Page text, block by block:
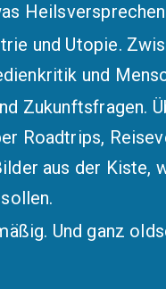
und Utopie.
und
Zukunftsfragen.
Roadtrips,
aus der Kiste,
Und ganz